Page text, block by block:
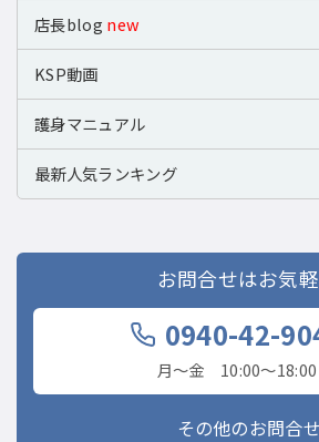
店長blog new
KSP動画
護身マニュアル
最新人気ランキング
お問合せはお気
0940-42-
月〜金 10:00〜18:00
その他のお問合